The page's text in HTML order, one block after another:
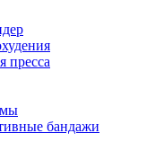
пресса
бандажи